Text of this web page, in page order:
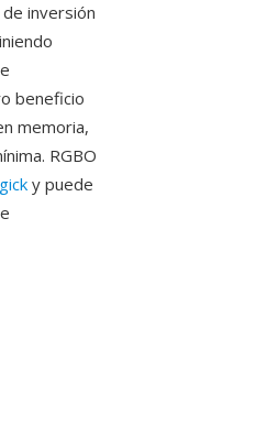
inversión
beneficio
memoria,
RGBO
y puede